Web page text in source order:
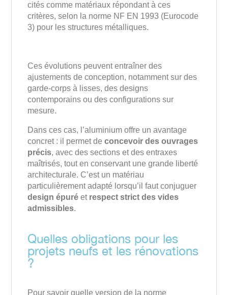
cités comme matériaux répondant à ces
critères, selon la norme NF EN 1993 (Eurocode
3) pour les structures métalliques.
Ces évolutions peuvent entraîner des
ajustements de conception, notamment sur des
garde-corps à lisses, des designs
contemporains ou des configurations sur
mesure.
Dans ces cas, l’aluminium offre un avantage
concret : il permet de concevoir des ouvrages
précis, avec des sections et des entraxes
maîtrisés, tout en conservant une grande liberté
architecturale. C’est un matériau
particulièrement adapté lorsqu’il faut conjuguer
design épuréet respect strict des vides
admissibles.
Quelles obligations pour les
projets neufs et les rénovations
?
Pour savoir quelle version de la norme